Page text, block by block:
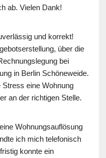
ab. Vielen Dank!
und korrekt!
über die
bei
in Berlin Schöneweide.
eine Wohnung
an der richtigen Stelle.
Wohnungsauflösung
ich mich telefonisch
konnte ein